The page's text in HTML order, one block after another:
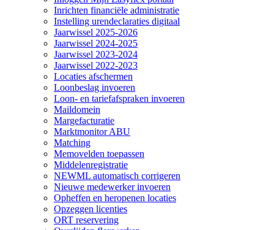
Inrichten financiële administratie
Instelling urendeclaraties digitaal
Jaarwissel 2025-2026
Jaarwissel 2024-2025
Jaarwissel 2023-2024
Jaarwissel 2022-2023
Locaties afschermen
Loonbeslag invoeren
Loon- en tariefafspraken invoeren
Maildomein
Margefacturatie
Marktmonitor ABU
Matching
Memovelden toepassen
Middelenregistratie
NEWML automatisch corrigeren
Nieuwe medewerker invoeren
Opheffen en heropenen locaties
Opzeggen licenties
ORT reservering